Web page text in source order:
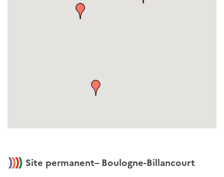
Site permanent– Boulogne-Billancourt